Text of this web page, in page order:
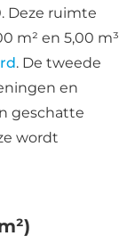
Deze ruimte
m² en 5,00 m³
. De tweede
en
geschatte
wordt